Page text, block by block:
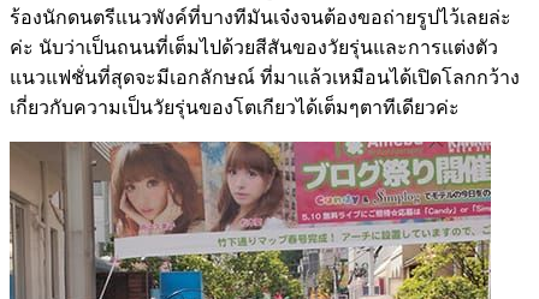
ร้องนักดนตรีแนวพังค์ที่บางทีมันเจ๋งจนต้องขอถ่ายรูปไว้เลยล่ะ
ค่ะ นับว่าเป็นถนนที่เต็มไปด้วยสีสันของวัยรุ่นและการแต่งตัว
แนวแฟชั่นที่สุดจะมีเอกลักษณ์ ที่มาแล้วเหมือนได้เปิดโลกกว้าง
เกี่ยวกับความเป็นวัยรุ่นของโตเกียวได้เต็มๆตาทีเดียวค่ะ